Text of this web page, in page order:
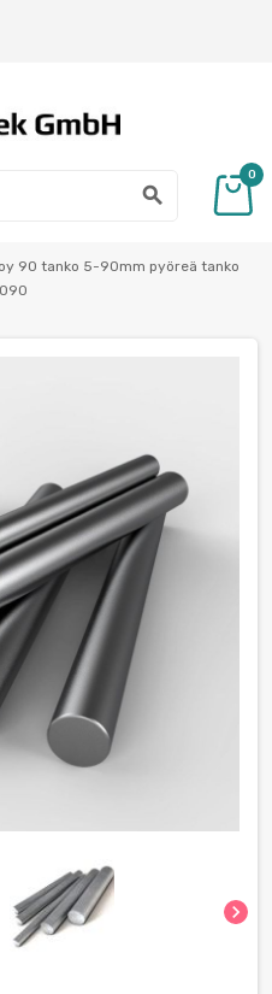
search
0
90 tanko 5-90mm pyöreä tanko
chevron_right